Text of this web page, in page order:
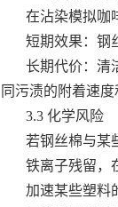
在沾染模拟咖
短期效果：钢
长期代价：清
同污渍的附着速
3.3 化学风险
若钢丝棉与某
铁离子残留，
加速某些塑料